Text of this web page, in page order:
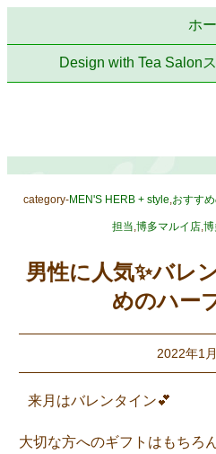
ホ
Design with Tea Salon
category-MEN'S HERB + style,おすす
担当,博多マルイ店,
男性に人気✨バレ
めのハー
2022年1
来月はバレンタイン💕
大切な方へのギフトはもちろ